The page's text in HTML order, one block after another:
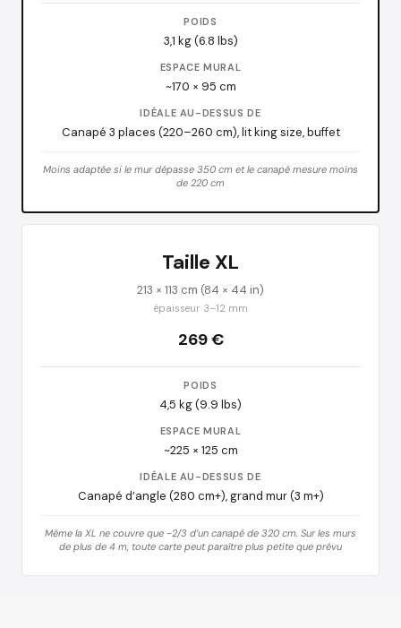
POIDS
3,1 kg (6.8 lbs)
ESPACE MURAL
~170 × 95 cm
IDÉALE AU-DESSUS DE
Canapé 3 places (220–260 cm), lit king size, buffet
Moins adaptée si le mur dépasse 350 cm et le canapé mesure moins
de 220 cm
Taille XL
213 × 113 cm (84 × 44 in)
épaisseur 3–12 mm
269 €
POIDS
4,5 kg (9.9 lbs)
ESPACE MURAL
~225 × 125 cm
IDÉALE AU-DESSUS DE
Canapé d’angle (280 cm+), grand mur (3 m+)
Même la XL ne couvre que ~2/3 d’un canapé de 320 cm. Sur les murs
de plus de 4 m, toute carte peut paraître plus petite que prévu